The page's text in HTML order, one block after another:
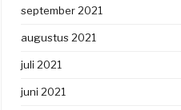
september 2021
augustus 2021
juli 2021
juni 2021